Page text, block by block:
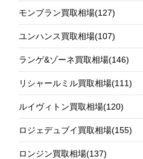
モンブラン買取相場(127)
ユンハンス買取相場(107)
ランゲ&ゾーネ買取相場(146)
リシャールミル買取相場(111)
ルイヴィトン買取相場(120)
ロジェデュブイ買取相場(155)
ロンジン買取相場(137)